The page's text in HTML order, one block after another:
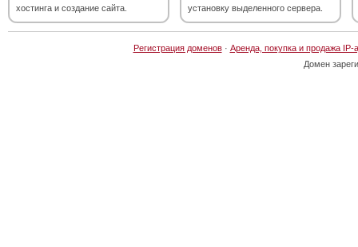
хостинга и создание сайта.
установку выделенного сервера.
Регистрация доменов· Аренда, покупка и продажа IP-
Домен